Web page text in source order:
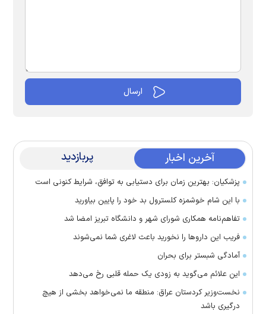
آخرین اخبار پربازدید
پزشکیان: بهترین زمان برای دستیابی به توافق، شرایط کنونی است
با این شام خوشمزه کلسترول بد خود را پایین بیاورید
تفاهم‌نامه همکاری شورای شهر و دانشگاه تبریز امضا شد
فریب این دارو‌ها را نخورید باعث لاغری شما نمی‌شوند
آمادگی شبستر برای بحران
این علائم می‌گوید به زودی یک حمله قلبی رخ می‌دهد
نخست‌وزیر کردستان عراق: منطقه ما نمی‌خواهد بخشی از هیچ
درگیری باشد